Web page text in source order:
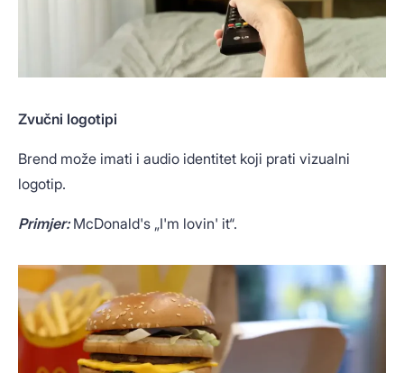
Zvučni logotipi
Brend može imati i audio identitet koji prati vizualni
logotip.
Primjer:McDonald's „I'm lovin' it“.